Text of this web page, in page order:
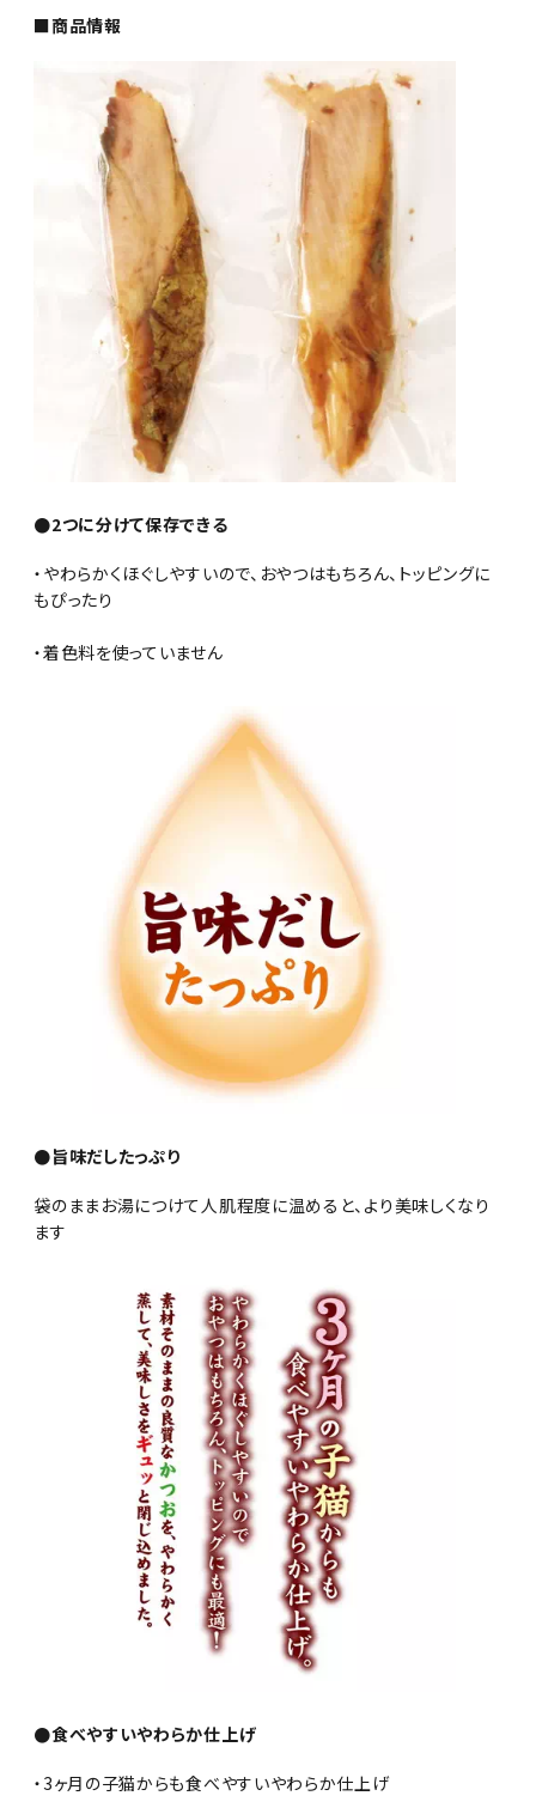
■商品情報
●2つに分けて保存できる
・やわらかくほぐしやすいので、おやつはもちろん、トッピングに
もぴったり
・着色料を使っていません
●旨味だしたっぷり
袋のままお湯につけて人肌程度に温めると、より美味しくなり
ます
●食べやすいやわらか仕上げ
・3ヶ月の子猫からも食べやすいやわらか仕上げ